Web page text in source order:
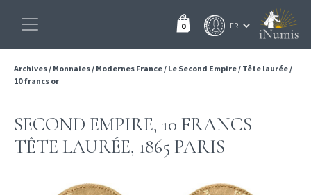
0
Archives/ Monnaies/ Modernes France/ Le Second Empire/ Tête laurée/
10 francs or
SECOND EMPIRE, 10 FRANCS
TÊTE LAURÉE, 1865 PARIS